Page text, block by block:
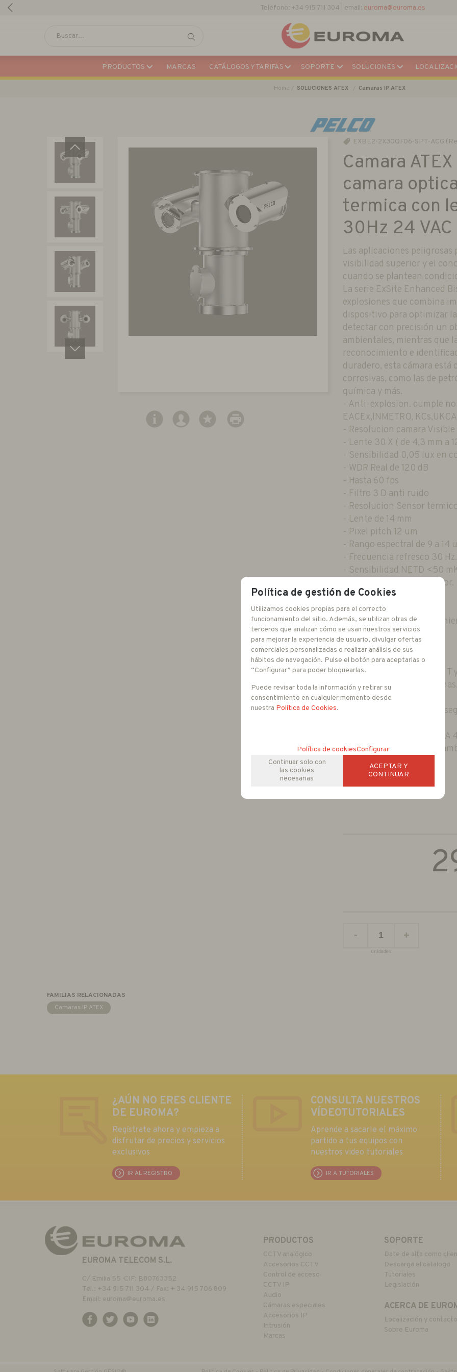
Descargar Catálogo Actual
PRODUCTOS MARCAS CATÁLOGOS Y TARIFAS SOPORTE SOLUCIONES
Home SOLUCIONES ATEX Camaras IP ATEX
EXBE2-2X30QF06-SPT-ACG
Camara
camara
termica con
30Hz 24 VAC
Las aplicaciones
visibilidad superior y el
cuando se plantean
La serie ExSite Enhanced
explosiones que combina
dispositivo para optimizar
detectar con precisión un
ambientales, mientras que
reconocimiento e
duradero, esta cámara está
corrosivas, como las de
química y más.
- Anti-explosion. cumple
EACEx,INMETRO,
- Resolucion camara Visible
- Lente 30 X ( de 4,3 mm a
- Sensibilidad 0,05 lux en
- WDR Real de 120 dB
- Hasta 60 fps
- Filtro 3 D anti ruido
- Resolucion Sensor
- Lente de 14 mm
- Pixel pitch 12 um
- Rango espectral de 9 a 14
- Frecuencia refresco 30 Hz.
- Sensibilidad NETD <50
- Multiples paletas de color.
- Analiticas integradas.
- Hasta 500 presets.
- 64 areas de
- 10 Tours.
- Pelco Smart Analitycs
- Acero inoxidable 316 L
- Compatible ONVIF S, G, T
- Entrada/Salida de alarmas.
- Tarjeta Micro SD.
- Velocidad de giro 100º /
- Proteccion IP 68 y NEMA
- Rango de Temperatura
- Wiper integrado
-
unidades
+
FAMILIAS RELACIONADAS
Camaras IP ATEX
¿AÚN NO ERES CLIENTE
DE EUROMA?
Regístrate ahora y empieza a
disfrutar de precios y servicios
exclusivos
IR AL REGISTRO
CONSULTA NUESTROS
VÍDEOTUTORIALES
Aprende a sacarle el máximo
partido a tus equipos con
nuestros video tutoriales
IR A TUTORIALES
EUROMA TELECOM S.L.
C/ Emilia 55 · CIF: B80763352
Tel.: +34 915 711 304 / Fax: + 34 915 706 809
Email: euroma@euroma.es
PRODUCTOS
CCTV analógico
Accesorios CCTV
Control de acceso
CCTV IP
Audio
Cámaras especiales
Accesorios IP
Intrusión
Marcas
SOPORTE
Date de alta como
Descarga el catalogo
Tutoriales
Legislación
ACERCA DE
Localización y contacto
Sobre Euroma
Política de gestión de Cookies
Utilizamos cookies propias para el correcto
funcionamiento del sitio. Además, se utilizan otras de
terceros que analizan cómo se usan nuestros servicios
para mejorar la experiencia de usuario, divulgar ofertas
comerciales personalizadas o realizar análisis de sus
hábitos de navegación. Pulse el botón para aceptarlas o
“Configurar” para poder bloquearlas.
Puede revisar toda la información y retirar su
consentimiento en cualquier momento desde
nuestra Política de Cookies.
Política de cookiesConfigurar
Continuar solo con
las cookies
necesarias
ACEPTAR Y
CONTINUAR